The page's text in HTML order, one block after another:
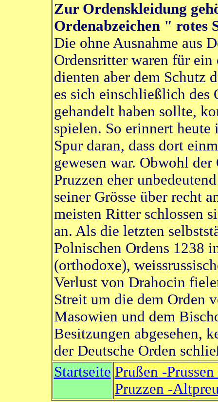
Zur Ordenskleidung
Ordenabzeichen " rotes
Die ohne Ausnahme aus
Ordensritter waren für ein
dienten aber dem Schutz
es sich einschließlich des
gehandelt haben sollte,
spielen. So erinnert
Spur daran, dass dort
gewesen war. Obwohl
Pruzzen eher
seiner Grösse über recht
meisten Ritter schlossen
an. Als die letzten
Polnischen Ordens 1238
(orthodoxe),
Verlust von Drahocin
Streit um die dem Orden
Masowien und dem
Besitzungen abgesehen,
der Deutsche Orden
Startseite Prußen -Prussen
Pruzzen -